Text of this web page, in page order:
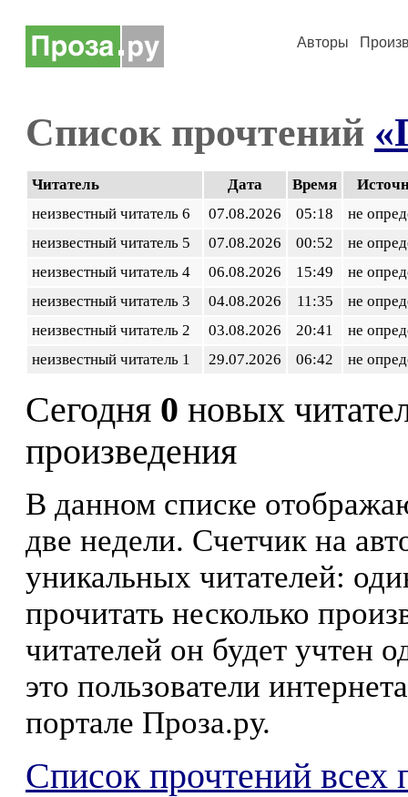
Авторы
Список прочтений
Читатель Дата Время
неизвестный читатель 6
07.08.2026 05:18
не
неизвестный читатель 5
07.08.2026 00:52
не
неизвестный читатель 4
06.08.2026 15:49
не
неизвестный читатель 3
04.08.2026 11:35
не
неизвестный читатель 2
03.08.2026 20:41
не
неизвестный читатель 1
29.07.2026 06:42 не
Сегодня 0 новых
произведения
В данном списке
две недели. Счетчик на
уникальных читателей:
прочитать несколько
читателей он будет учтен
это пользователи
портале Проза.ру.
Список прочтений всех